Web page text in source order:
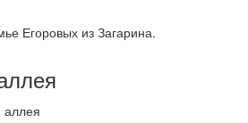
Егоровых из Загарина.